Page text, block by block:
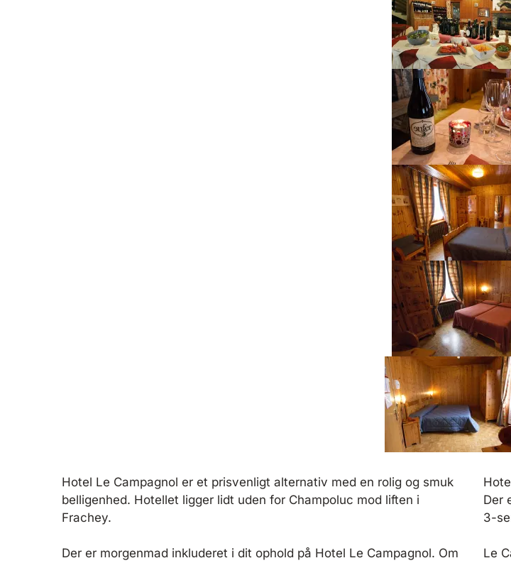
Hotel Le Campagnol er et prisvenligt alternativ med en rolig og smuk
belligenhed. Hotellet ligger lidt uden for Champoluc mod liften i
Frachey.
Der er morgenmad inkluderet i dit ophold på Hotel Le Campagnol. Om
Der
3-
Le